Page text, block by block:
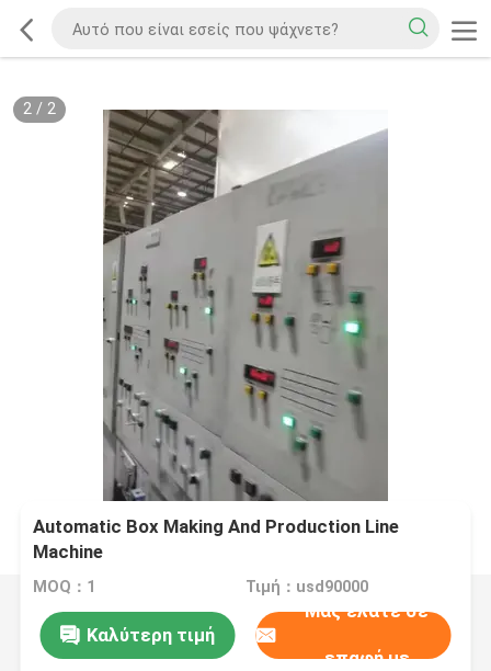
2/ 2
Automatic Box Making And Production Line
Machine
MOQ：1 Τιμή：usd90000
Καλύτερη τιμή
Μας ελάτε σε
επαφή με